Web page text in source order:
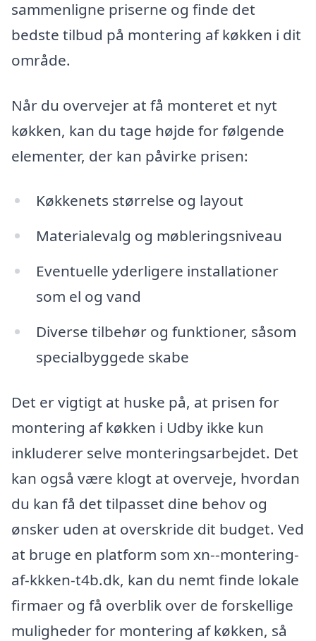
sammenligne priserne og finde det
bedste tilbud på montering af køkken i dit
område.
Når du overvejer at få monteret et nyt
køkken, kan du tage højde for følgende
elementer, der kan påvirke prisen:
Køkkenets størrelse og layout
Materialevalg og møbleringsniveau
Eventuelle yderligere installationer
som el og vand
Diverse tilbehør og funktioner, såsom
specialbyggede skabe
Det er vigtigt at huske på, at prisen for
montering af køkken i Udby ikke kun
inkluderer selve monteringsarbejdet. Det
kan også være klogt at overveje, hvordan
du kan få det tilpasset dine behov og
ønsker uden at overskride dit budget. Ved
at bruge en platform som xn--montering-
af-kkken-t4b.dk, kan du nemt finde lokale
firmaer og få overblik over de forskellige
muligheder for montering af køkken, så